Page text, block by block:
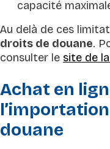
capacité
Au delà de ces
droits de douane.
consulter le site de
Achat en
douane